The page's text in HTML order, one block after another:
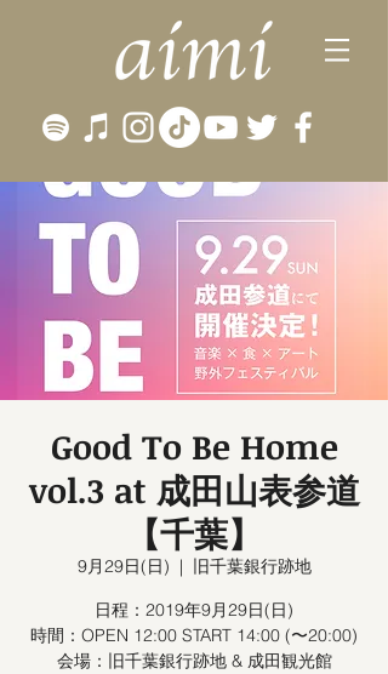
Good To Be Home
vol.3 at 成田山表参道
【千葉】
9月29日(日)
  |
旧千葉銀行跡地
日程：2019年9月29日(日)
時間：OPEN 12:00 START 14:00 (〜20:00)
会場：旧千葉銀行跡地 & 成田観光館